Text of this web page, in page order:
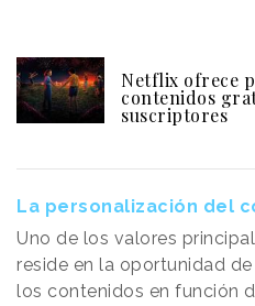
Netflix ofrece
contenidos
suscriptores
La personalización del
Uno de los valores
reside en la oportunidad
los contenidos en función